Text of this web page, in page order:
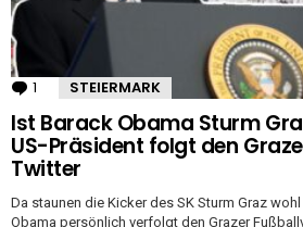
1 Kommentar
STEIERMARK
Ist Barack Obama Sturm
US-Präsident folgt den
Twitter
Da staunen die Kicker des SK Sturm Graz
Obama persönlich verfolgt den Grazer